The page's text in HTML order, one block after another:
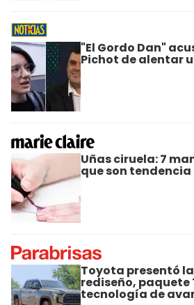
"El Gordo Dan"
Pichot de alentar
Uñas ciruela: 7
que son tendencia
Toyota presentó
rediseño,
tecnología de